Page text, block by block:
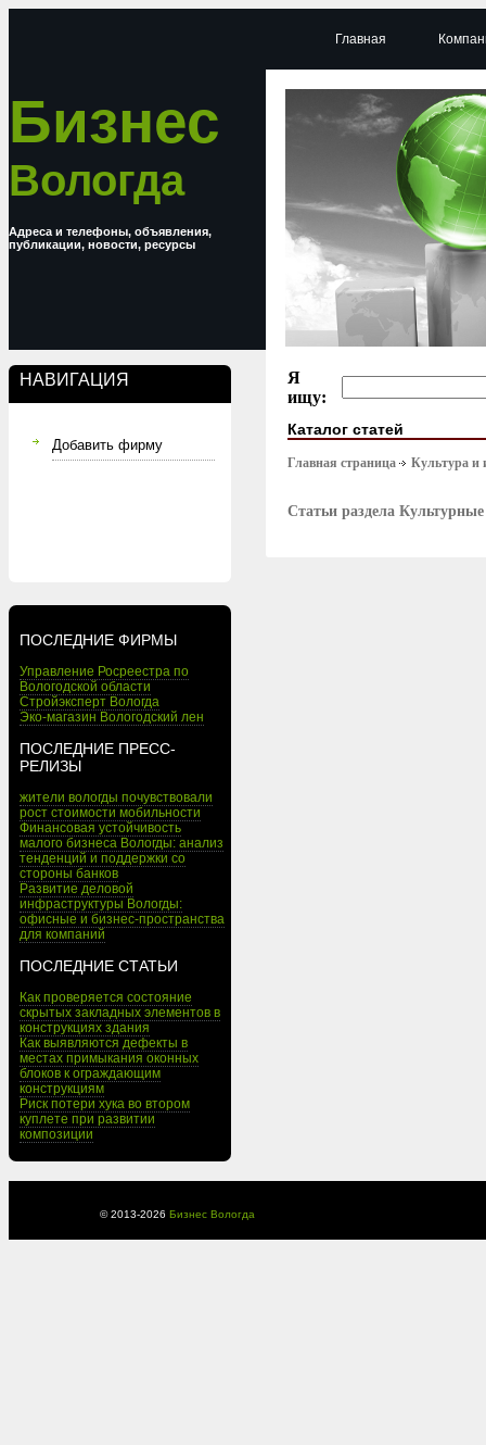
Бизнес
Вологда
Адреса и телефоны, объявления,
публикации, новости, ресурсы
НАВИГАЦИЯ
Добавить фирму
ПОСЛЕДНИЕ ФИРМЫ
Управление Росреестра по
Вологодской области
Стройэксперт Вологда
Эко-магазин Вологодский лен
ПОСЛЕДНИЕ ПРЕСС-
РЕЛИЗЫ
жители вологды почувствовали
рост стоимости мобильности
Финансовая устойчивость
малого бизнеса Вологды: анализ
тенденций и поддержки со
стороны банков
Развитие деловой
инфраструктуры Вологды:
офисные и бизнес-пространства
для компаний
ПОСЛЕДНИЕ СТАТЬИ
Как проверяется состояние
скрытых закладных элементов в
конструкциях здания
Как выявляются дефекты в
местах примыкания оконных
блоков к ограждающим
конструкциям
Риск потери хука во втором
куплете при развитии
композиции
Главная
Я
ищу:
Каталог статей
Главная страница Культура и
Статьи раздела
© 2013-2026 Бизнес Вологда